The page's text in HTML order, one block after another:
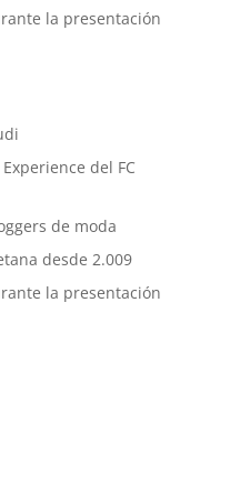
la presentación
del FC
de moda
desde 2.009
la presentación